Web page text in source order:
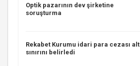
Optik pazarının dev şirketine
soruşturma
Rekabet Kurumu idari para cezası alt
sınırını belirledi